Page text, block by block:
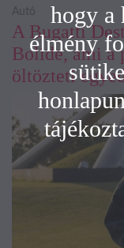
A Bugatti
Bolide, ami a
öltözteti
Autó
hogy a
élmény